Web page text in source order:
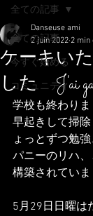
全ての記事
今すぐ始める
コミュニティ
全ての記事
ケーキい
した J'ai
Danseuse ami
2 juin 2022 2 min
学校も終わり
早起きして掃除
ょっとずつ勉
パニーのリハ
構築されていま
5月29日日曜は